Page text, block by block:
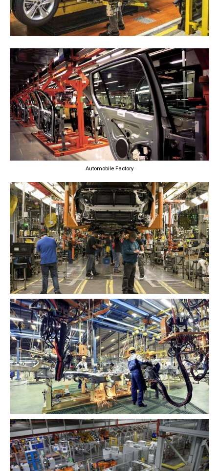
Automobile Factory